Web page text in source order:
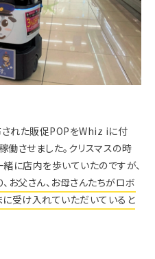
れた販促POPをWhiz iに付
働させました。クリスマスの時
に店内を歩いていたのですが、
お父さん、お母さんたちがロボ
に受け入れていただいていると